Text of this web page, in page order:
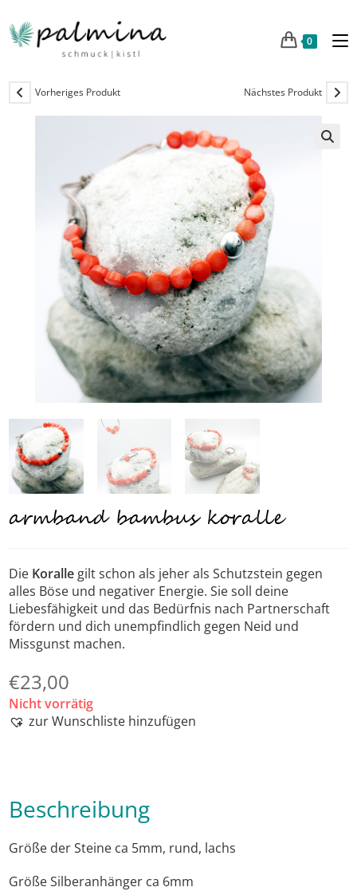
0
Vorheriges Produkt Nächstes Produkt
armband bambus koralle
Die Koralle gilt schon als jeher als Schutzstein gegen
alles Böse und negativer Energie. Sie soll deine
Liebesfähigkeit und das Bedürfnis nach Partnerschaft
fördern und dich unempfindlich gegen Neid und
Missgunst machen.
€23,00
Nicht vorrätig
zur Wunschliste hinzufügen
Beschreibung
Größe der Steine ca 5mm, rund, lachs
Größe Silberanhänger ca 6mm